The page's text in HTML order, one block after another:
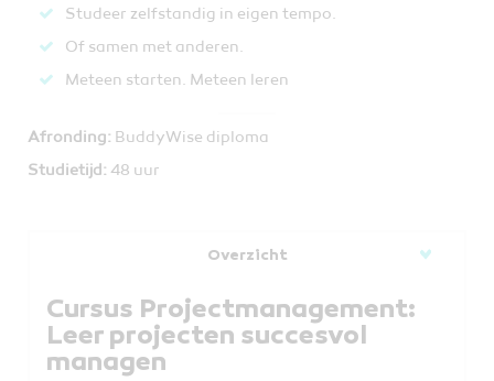
Studeer zelfstandig in eigen tempo.
Of samen met anderen.
Meteen starten. Meteen leren​
Afronding: BuddyWise diploma
Studietijd: 48 uur
Overzicht
Cursus Projectmanagement:
Leer projecten succesvol
managen